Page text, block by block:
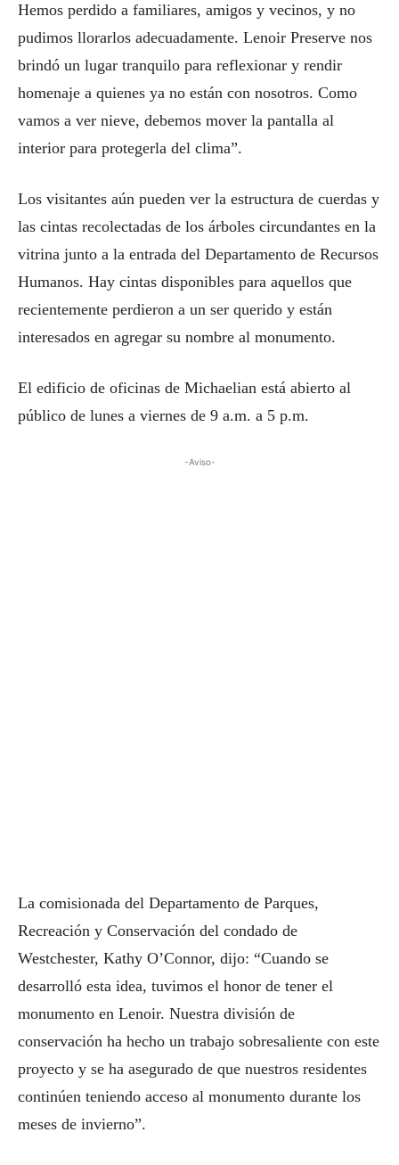
Hemos perdido a familiares, amigos y vecinos, y no
pudimos llorarlos adecuadamente. Lenoir Preserve nos
brindó un lugar tranquilo para reflexionar y rendir
homenaje a quienes ya no están con nosotros. Como
vamos a ver nieve, debemos mover la pantalla al
interior para protegerla del clima”.
Los visitantes aún pueden ver la estructura de cuerdas y
las cintas recolectadas de los árboles circundantes en la
vitrina junto a la entrada del Departamento de Recursos
Humanos. Hay cintas disponibles para aquellos que
recientemente perdieron a un ser querido y están
interesados ​​en agregar su nombre al monumento.
El edificio de oficinas de Michaelian está abierto al
público de lunes a viernes de 9 a.m. a 5 p.m.
-Aviso-
La comisionada del Departamento de Parques,
Recreación y Conservación del condado de
Westchester, Kathy O’Connor, dijo: “Cuando se
desarrolló esta idea, tuvimos el honor de tener el
monumento en Lenoir. Nuestra división de
conservación ha hecho un trabajo sobresaliente con este
proyecto y se ha asegurado de que nuestros residentes
continúen teniendo acceso al monumento durante los
meses de invierno”.